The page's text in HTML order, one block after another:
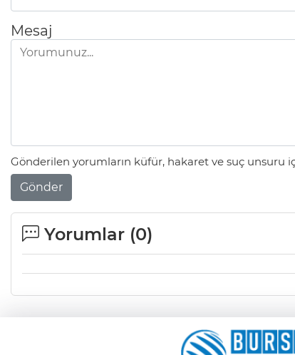
Mesaj
Gönderilen yorumların küfür, hakaret ve suç unsuru
Gönder
Yorumlar (0)